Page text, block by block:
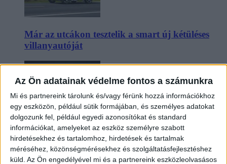
Az Ön adatainak védelme fontos a számunkra
Mi és partnereink tárolunk és/vagy férünk hozzá információkhoz
egy eszközön, például sütik formájában, és személyes adatokat
dolgozunk fel, például egyedi azonosítókat és standard
információkat, amelyeket az eszköz személyre szabott
hirdetésekhez és tartalomhoz, hirdetések és tartalmak
méréséhez, közönségmérésekhez és szolgáltatásfejlesztéshez
küld. Az Ön engedélyével mi és a partnereink eszközleolvasásos
Már az utcákon tesztelik a smart új kétüléses
villanyautóját
Beárazták a legolcsóbb elektromos Audit